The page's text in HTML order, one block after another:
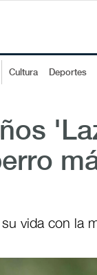
Cultura Deportes
vida con la